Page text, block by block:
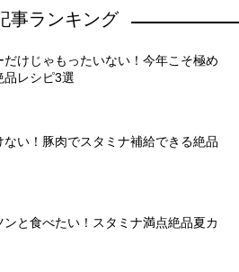
事ランキング
だけじゃもったいない！今年こそ極め
品レシピ3選
ない！豚肉でスタミナ補給できる絶品
ンと食べたい！スタミナ満点絶品夏カ